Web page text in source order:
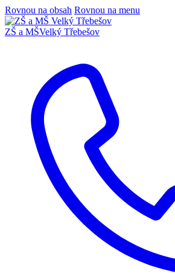
Rovnou na obsah Rovnou na menu
ZŠ a MŠVelký Třebešov